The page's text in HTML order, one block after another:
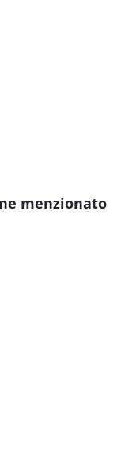
menzionato